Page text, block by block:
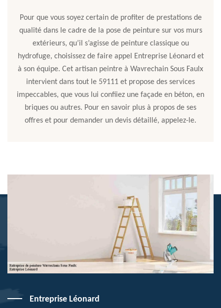
Pour que vous soyez certain de profiter de prestations de
qualité dans le cadre de la pose de peinture sur vos murs
extérieurs, qu’il s’agisse de peinture classique ou
hydrofuge, choisissez de faire appel Entreprise Léonard et
à son équipe. Cet artisan peintre à Wavrechain Sous Faulx
intervient dans tout le 59111 et propose des services
impeccables, que vous lui confiiez une façade en béton, en
briques ou autres. Pour en savoir plus à propos de ses
offres et pour demander un devis détaillé, appelez-le.
Entreprise Léonard